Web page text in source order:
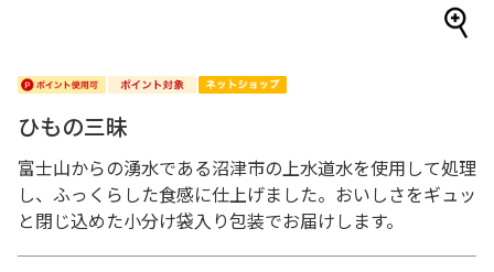
ひもの三昧
富士山からの湧水である沼津市の上水道水を使用して処理
し、ふっくらした食感に仕上げました。おいしさをギュッ
と閉じ込めた小分け袋入り包装でお届けします。